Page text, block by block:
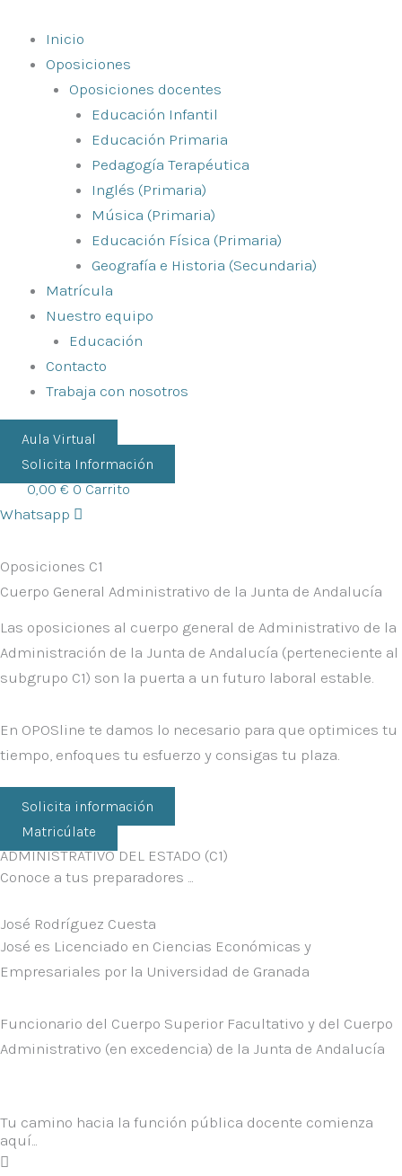
Inicio
Oposiciones
Oposiciones docentes
Educación Infantil
Educación Primaria
Pedagogía Terapéutica
Inglés (Primaria)
Música (Primaria)
Educación Física (Primaria)
Geografía e Historia (Secundaria)
Matrícula
Nuestro equipo
Educación
Contacto
Trabaja con nosotros
Aula Virtual
Solicita Información
0,00€ 0 Carrito
Whatsapp
Oposiciones C1
Cuerpo General Administrativo de la Junta de Andalucía
Las oposiciones al cuerpo general de Administrativo de la
Administración de la Junta de Andalucía (perteneciente al
subgrupo C1) son la puerta a un futuro laboral estable.
En OPOSline te damos lo necesario para que optimices tu
tiempo, enfoques tu esfuerzo y consigas tu plaza.
Solicita información
Matricúlate
ADMINISTRATIVO DEL ESTADO (C1)
Conoce a tus preparadores ...
José Rodríguez Cuesta
José es Licenciado en Ciencias Económicas y
Empresariales por la Universidad de Granada
Funcionario del Cuerpo Superior Facultativo y del Cuerpo
Administrativo (en excedencia) de la Junta de Andalucía
Tu camino hacia la función pública docente comienza
aquí...